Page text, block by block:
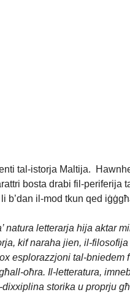
tal-istorja Maltija.
bosta drabi fil-
il-mod tkun qed
letterarja hija aktar
kif naraha jien, il-
esplorazzjoni tal-
oħra. Il-letteratura,
storika u proprju